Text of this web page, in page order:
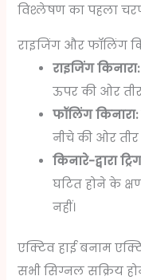
विश्लेषण का पहला
राइजिंग और फॉलिंग
राइजिंग किनारा:
ऊपर की ओर तीर
फॉलिंग किनारा:
नीचे की ओर तीर
किनारे-द्वारा
घटित होने के
नहीं।
एक्टिव हाई बनाम
सभी सिग्नल सक्रिय